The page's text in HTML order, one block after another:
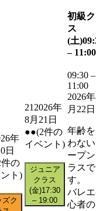
年
日
件の
ト)
ズク
21 2026年
8月21日
●●(2件の
イベント)
ジュニア
クラス
(金)17:30
– 19:00
初級
ス
(土)
– 11:00
09:30 –
11:00
2026
月22日
年齢
わな
ープ
ラスで
す。
バレ
心者